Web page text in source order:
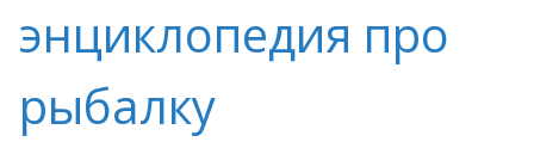
энциклопедия про
рыбалку